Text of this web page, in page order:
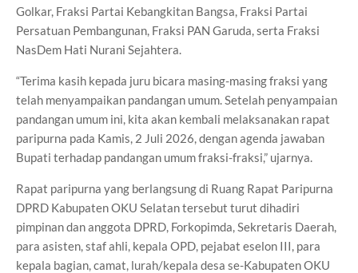
Golkar, Fraksi Partai Kebangkitan Bangsa, Fraksi Partai
Persatuan Pembangunan, Fraksi PAN Garuda, serta Fraksi
NasDem Hati Nurani Sejahtera.
“Terima kasih kepada juru bicara masing-masing fraksi yang
telah menyampaikan pandangan umum. Setelah penyampaian
pandangan umum ini, kita akan kembali melaksanakan rapat
paripurna pada Kamis, 2 Juli 2026, dengan agenda jawaban
Bupati terhadap pandangan umum fraksi-fraksi,” ujarnya.
Rapat paripurna yang berlangsung di Ruang Rapat Paripurna
DPRD Kabupaten OKU Selatan tersebut turut dihadiri
pimpinan dan anggota DPRD, Forkopimda, Sekretaris Daerah,
para asisten, staf ahli, kepala OPD, pejabat eselon III, para
kepala bagian, camat, lurah/kepala desa se-Kabupaten OKU